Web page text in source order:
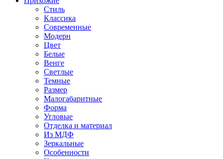
Стиль
Классика
Современные
Модерн
Цвет
Белые
Венге
Светлые
Темные
Размер
Малогабаритные
Форма
Угловые
Отделка и материал
Из МДФ
Зеркальные
Особенности